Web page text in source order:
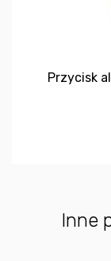
Inne
Przycisk